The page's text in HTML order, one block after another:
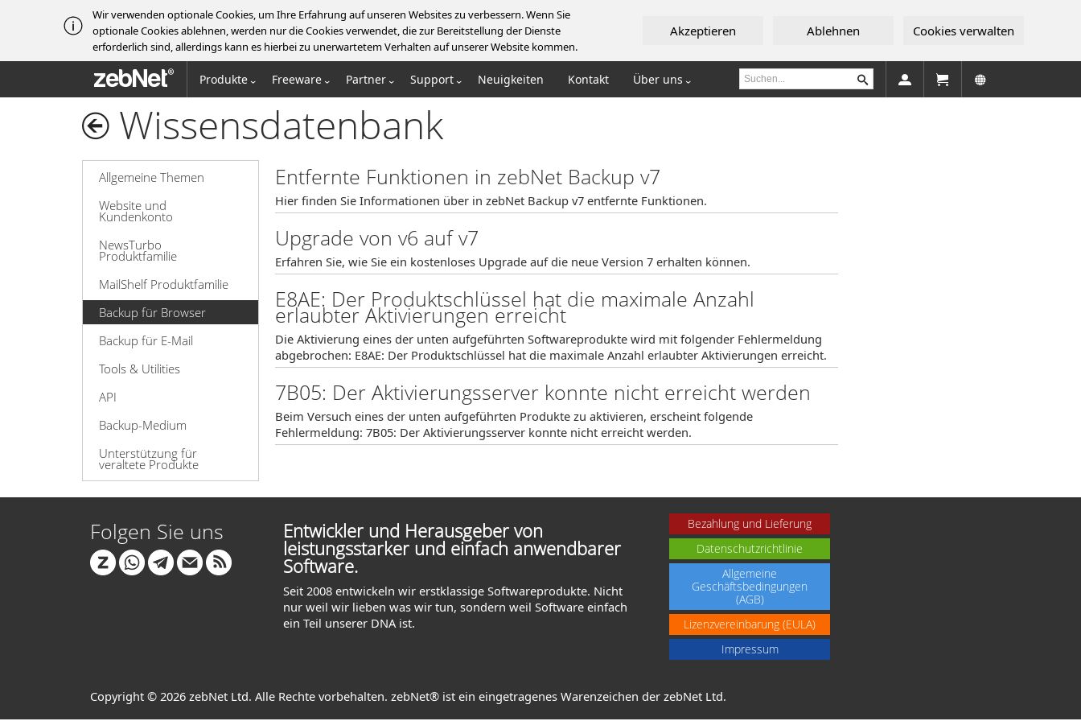
Wir verwenden optionale Cookies, um Ihre Erfahrung auf unseren Websites zu verbessern. Wenn Sie
optionale Cookies ablehnen, werden nur die Cookies verwendet, die zur Bereitstellung der Dienste
erforderlich sind, allerdings kann es hierbei zu unerwartetem Verhalten auf unserer Website kommen.
Akzeptieren Ablehnen Cookies verwalten
zebNet® Produkte Freeware Partner Support Neuigkeiten Kontakt Über uns
Wissensdatenbank
Allgemeine Themen
Website und
Kundenkonto
NewsTurbo
Produktfamilie
MailShelf Produktfamilie
Backup für Browser
Backup für E-Mail
Tools & Utilities
API
Backup-Medium
Unterstützung für
veraltete Produkte
Entfernte Funktionen in zebNet Backup v7
Hier finden Sie Informationen über in zebNet Backup v7 entfernte Funktionen.
Upgrade von v6 auf v7
Erfahren Sie, wie Sie ein kostenloses Upgrade auf die neue Version 7 erhalten können.
E8AE: Der Produktschlüssel hat die maximale Anzahl
erlaubter Aktivierungen erreicht
Die Aktivierung eines der unten aufgeführten Softwareprodukte wird mit folgender Fehlermeldung
abgebrochen: E8AE: Der Produktschlüssel hat die maximale Anzahl erlaubter Aktivierungen erreicht.
7B05: Der Aktivierungsserver konnte nicht erreicht werden
Beim Versuch eines der unten aufgeführten Produkte zu aktivieren, erscheint folgende
Fehlermeldung: 7B05: Der Aktivierungsserver konnte nicht erreicht werden.
Folgen Sie uns Entwickler und Herausgeber von
leistungsstarker und einfach anwendbarer
Software.
Seit 2008 entwickeln wir erstklassige Softwareprodukte. Nicht
nur weil wir lieben was wir tun, sondern weil Software einfach
ein Teil unserer DNA ist.
Bezahlung und Lieferung
Datenschutzrichtlinie
Allgemeine
Geschäftsbedingungen
(AGB)
Lizenzvereinbarung (EULA)
Impressum
Copyright © 2026 zebNet Ltd. Alle Rechte vorbehalten. zebNet® ist ein eingetragenes Warenzeichen der zebNet Ltd.